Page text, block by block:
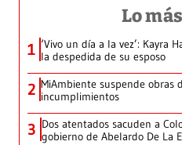
Lo
1 ‘Vivo un día a la vez’: Kayra
la despedida de su esposo
2 MiAmbiente suspende obras
incumplimientos
3 Dos atentados sacuden a
gobierno de Abelardo De La